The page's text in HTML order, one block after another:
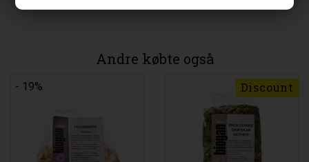
Andre købte også
- 19% Discount